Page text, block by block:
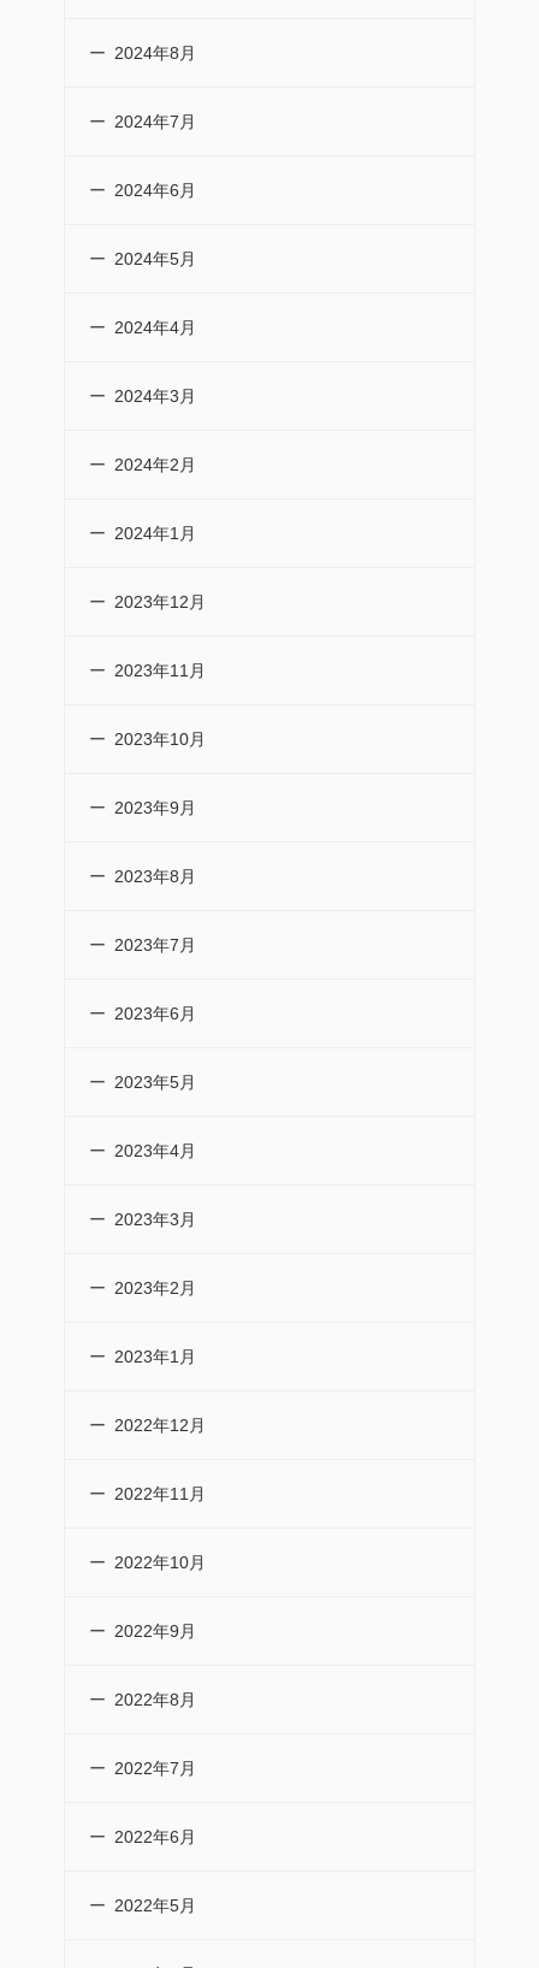
2024年8月
2024年7月
2024年6月
2024年5月
2024年4月
2024年3月
2024年2月
2024年1月
2023年12月
2023年11月
2023年10月
2023年9月
2023年8月
2023年7月
2023年6月
2023年5月
2023年4月
2023年3月
2023年2月
2023年1月
2022年12月
2022年11月
2022年10月
2022年9月
2022年8月
2022年7月
2022年6月
2022年5月